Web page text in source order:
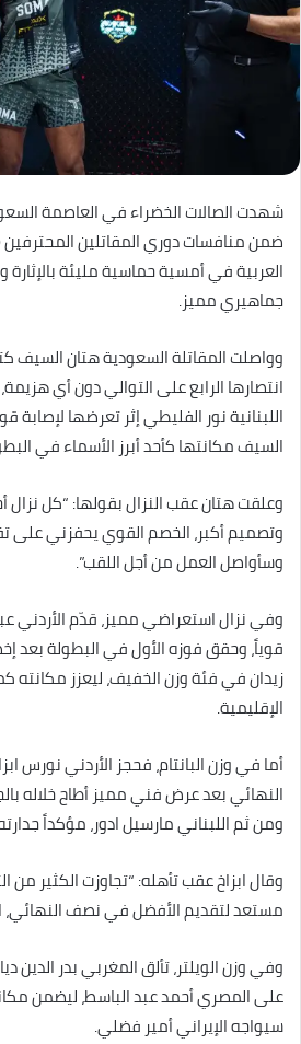
شهدت الصالات الخضراء في العاصمة
العربية في أمسية حماسية مليئة
جماهيري مميز.
وواصلت المقاتلة السعودية هتان السيف
انتصارها الرابع على التوالي دون أي
اللبنانية نور الفليطي إثر تعرضها لإصابة
السيف مكانتها كأحد أبرز الأسماء في
وعلقت هتان عقب النزال بقولها: “كل
وتصميم أكبر، الخصم القوي يحفزني على
وسأواصل العمل من أجل اللقب”.
وفي نزال استعراضي مميز، قدّم الأردني
قوياً، وحقق فوزه الأول في البطولة بعد
زيدان في فئة وزن الخفيف، ليعزز مكانته
الإقليمية.
أما في وزن البانتام، فحجز الأردني نورس
النهائي بعد عرض فني مميز أطاح خلاله
ومن ثم اللبناني مارسيل ادور، مؤكداً
وقال ابزاخ عقب تأهله: “تجاوزت الكثير من
مستعد لتقديم الأفضل في نصف النهائي،
وفي وزن الويلتر، تألق المغربي بدر
على المصري أحمد عبد الباسط، ليضمن
سيواجه الإيراني أمير فضلي.